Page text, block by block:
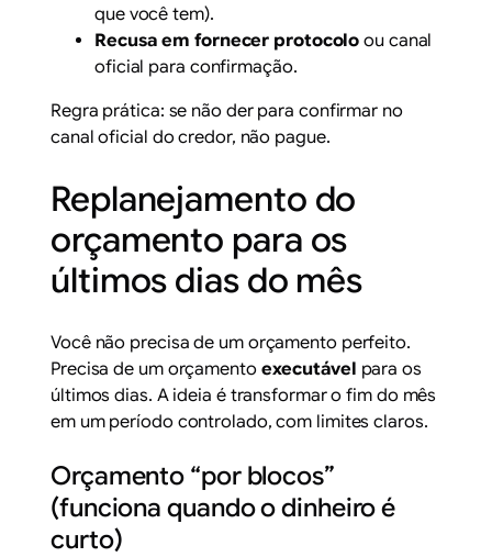
que você tem).
Recusa em fornecer protocolo ou canal
oficial para confirmação.
Regra prática: se não der para confirmar no
canal oficial do credor, não pague.
Replanejamento do
orçamento para os
últimos dias do mês
Você não precisa de um orçamento perfeito.
Precisa de um orçamento executável para os
últimos dias. A ideia é transformar o fim do mês
em um período controlado, com limites claros.
Orçamento “por blocos”
(funciona quando o dinheiro é
curto)